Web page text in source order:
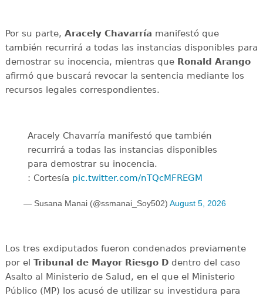
Por su parte, Aracely Chavarría manifestó que
también recurrirá a todas las instancias disponibles para
demostrar su inocencia, mientras que Ronald Arango
afirmó que buscará revocar la sentencia mediante los
recursos legales correspondientes.
Aracely Chavarría manifestó que también
recurrirá a todas las instancias disponibles
para demostrar su inocencia.
: Cortesía pic.twitter.com/nTQcMFREGM
— Susana Manai (@ssmanai_Soy502) August 5, 2026
Los tres exdiputados fueron condenados previamente
por el Tribunal de Mayor Riesgo Ddentro del caso
Asalto al Ministerio de Salud, en el que el Ministerio
Público (MP) los acusó de utilizar su investidura para